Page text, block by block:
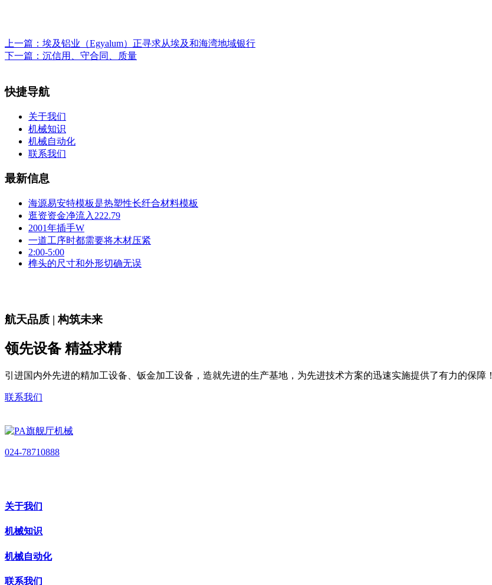
上一篇： 埃及铝业（Egyalum）正寻求从埃及和海湾地域银行
下一篇： 沉信用、守合同、质量
快捷导航
关于我们
机械知识
机械自动化
联系我们
最新信息
海源易安特模板是热塑性长纤合材料模板
逛资资金净流入222.79
2001年插手W
一道工序时都需要将木材压紧
2:00-5:00
榫头的尺寸和外形切确无误
航天品质 | 构筑未来
领先设备 精益求精
引进国内外先进的精加工设备、钣金加工设备，造就先进的生产基地，为先进技术方案的迅速实施提供了有力的保障！
联系我们
024-78710888
关于我们
机械知识
机械自动化
联系我们